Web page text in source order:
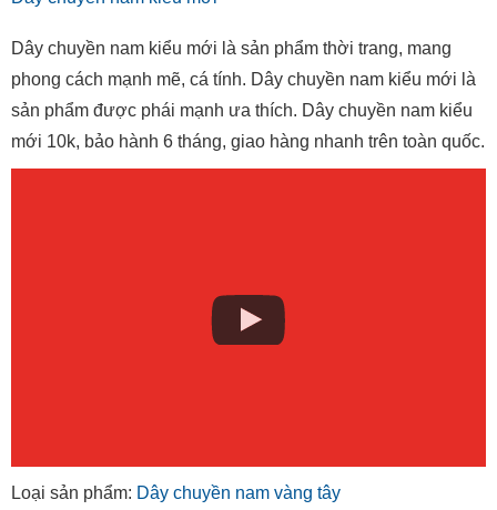
Dây chuyền nam kiểu mới là sản phẩm thời trang, mang
phong cách mạnh mẽ, cá tính. Dây chuyền nam kiểu mới là
sản phẩm được phái mạnh ưa thích. Dây chuyền nam kiểu
mới 10k, bảo hành 6 tháng, giao hàng nhanh trên toàn quốc.
Loại sản phẩm: Dây chuyền nam vàng tây